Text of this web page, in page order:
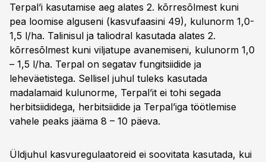
Terpal’i kasutamise aeg alates 2. kõrresõlmest kuni
pea loomise alguseni (kasvufaasini 49), kulunorm 1,0-
1,5 l/ha. Talinisul ja taliodral kasutada alates 2.
kõrresõlmest kuni viljatupe avanemiseni, kulunorm 1,0
– 1,5 l/ha. Terpal on segatav fungitsiidide ja
leheväetistega. Sellisel juhul tuleks kasutada
madalamaid kulunorme, Terpal’it ei tohi segada
herbitsiididega, herbitsiidide ja Terpal’iga töötlemise
vahele peaks jääma 8 – 10 päeva.
Üldjuhul kasvuregulaatoreid ei soovitata kasutada, kui